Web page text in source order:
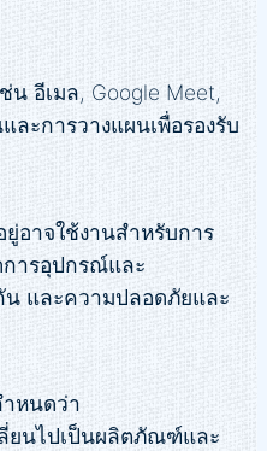
น อีเมล, Google Meet,
ละการวางแผนเพื่อรองรับ
าจใช้งานสำหรับการ
ารอุปกรณ์และ
และความปลอดภัยและ
หนดว่า
ยนไปเป็นผลิตภัณฑ์และ